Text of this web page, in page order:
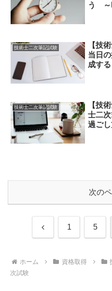
う ～
技術士二次筆記試験
【技
当日
成す
技術士二次筆記試験
【技
士二
過ご
次の
前 1 5
ホーム 資格取得
次試験